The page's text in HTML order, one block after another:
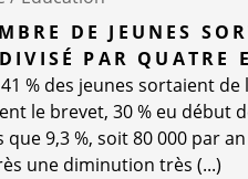
DE JEUNES
PAR QUATRE
% des jeunes sortaient de
le brevet, 30 % eu début
que 9,3 %, soit 80 000 par
une diminution très (...)